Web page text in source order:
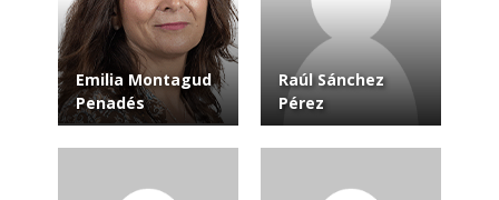
Emilia Montagud
Penadés
Raúl Sánchez
Pérez